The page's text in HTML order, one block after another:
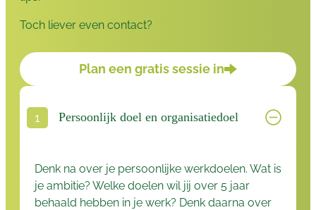
Toch liever even contact?
Plan een gratis sessie in
Persoonlijk doel en organisatiedoel
Denk na over je persoonlijke werkdoelen. Wat is
je ambitie? Welke doelen wil jij over 5 jaar
behaald hebben in je werk? Denk daarna over